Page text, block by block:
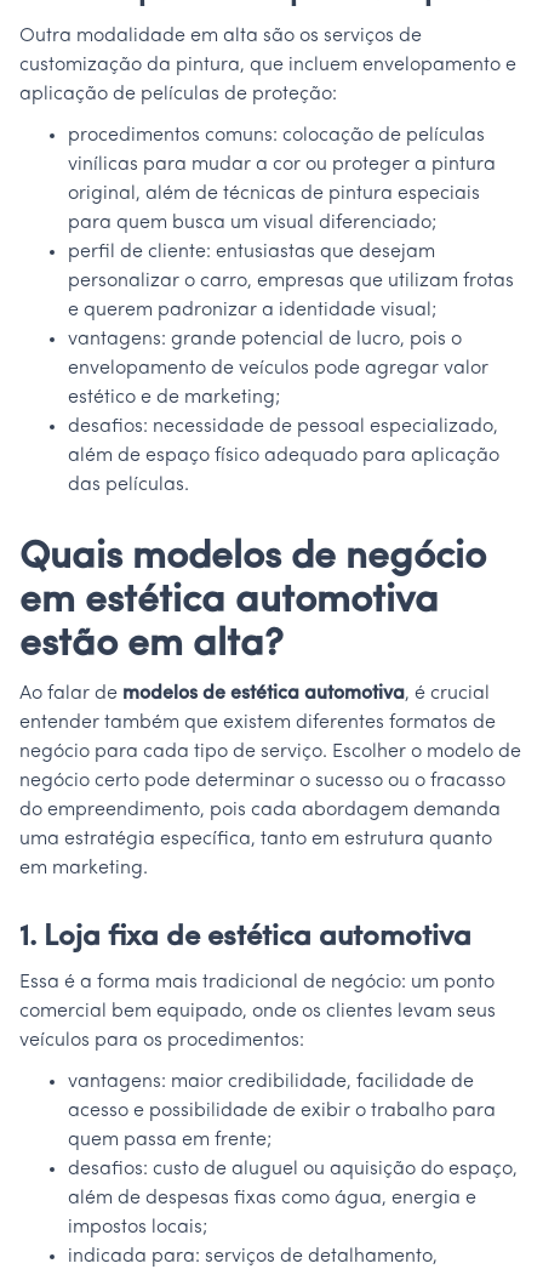
Outra modalidade em alta são os serviços de
customização da pintura, que incluem envelopamento e
aplicação de películas de proteção:
procedimentos comuns: colocação de películas
vinílicas para mudar a cor ou proteger a pintura
original, além de técnicas de pintura especiais
para quem busca um visual diferenciado;
perfil de cliente: entusiastas que desejam
personalizar o carro, empresas que utilizam frotas
e querem padronizar a identidade visual;
vantagens: grande potencial de lucro, pois o
envelopamento de veículos pode agregar valor
estético e de marketing;
desafios: necessidade de pessoal especializado,
além de espaço físico adequado para aplicação
das películas.
Quais modelos de negócio
em estética automotiva
estão em alta?
Ao falar de modelos de estética automotiva, é crucial
entender também que existem diferentes formatos de
negócio para cada tipo de serviço. Escolher o modelo de
negócio certo pode determinar o sucesso ou o fracasso
do empreendimento, pois cada abordagem demanda
uma estratégia específica, tanto em estrutura quanto
em marketing.
1. Loja fixa de estética automotiva
Essa é a forma mais tradicional de negócio: um ponto
comercial bem equipado, onde os clientes levam seus
veículos para os procedimentos:
vantagens: maior credibilidade, facilidade de
acesso e possibilidade de exibir o trabalho para
quem passa em frente;
desafios: custo de aluguel ou aquisição do espaço,
além de despesas fixas como água, energia e
impostos locais;
indicada para: serviços de detalhamento,